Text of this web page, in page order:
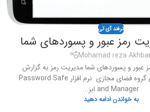
ترفند آی تی
رمز عبور و پسوردهای شما
Mohamad reza
عبور و پسوردهای شما مدیریت رمز به گزارش
خبرنگار حوزه فناوری گروه فضای مجازی نرم افزار Password Safe
and Manager ابز...
به خواندن ادامه دهید